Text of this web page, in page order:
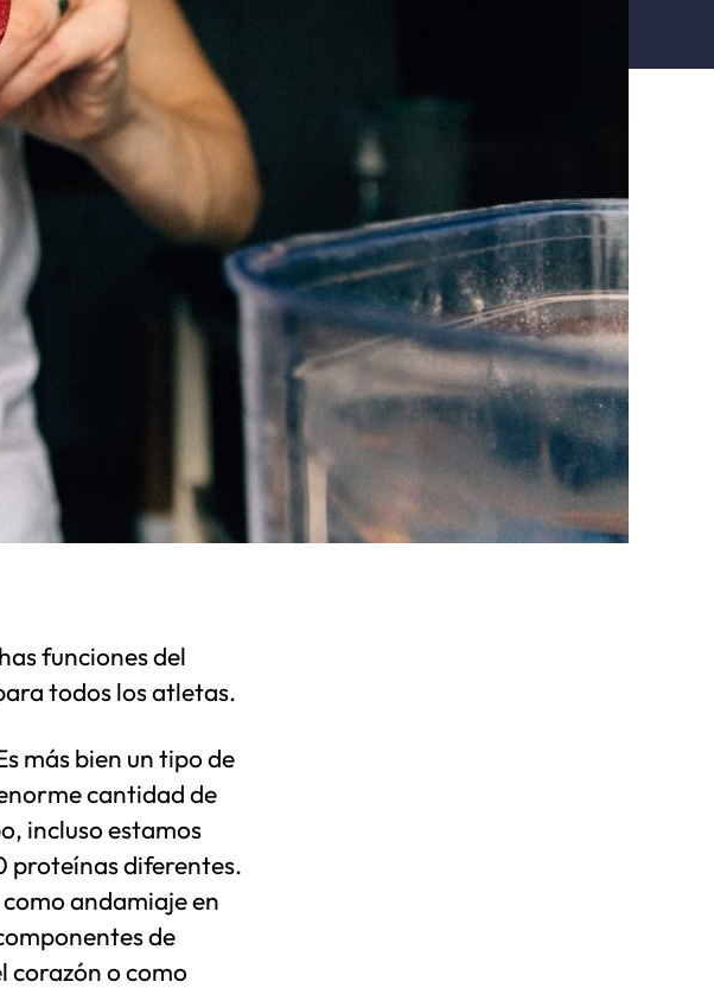
funciones del
todos los atletas.
más bien un tipo de
cantidad de
incluso estamos
proteínas diferentes.
andamiaje en
de
corazón o como